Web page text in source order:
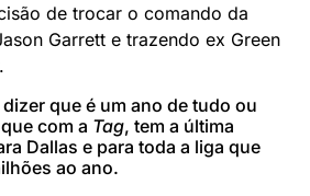
de trocar o comando da
Garrett e trazendo ex Green
que é um ano de tudo ou
com a Tag, tem a última
Dallas e para toda a liga que
ao ano.